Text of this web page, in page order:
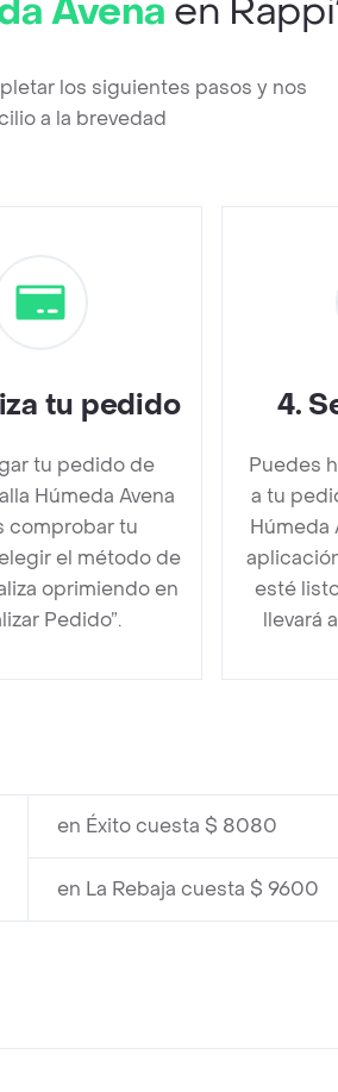
Avena en
los siguientes pasos y nos
a la brevedad
tu pedido
tu pedido de
Húmeda Avena
comprobar tu
el método de
oprimiendo en
Pedido”.
4.
Puedes
a tu
Húmeda
esté
llevará
en Éxito cuesta $ 8080
en La Rebaja cuesta $ 9600